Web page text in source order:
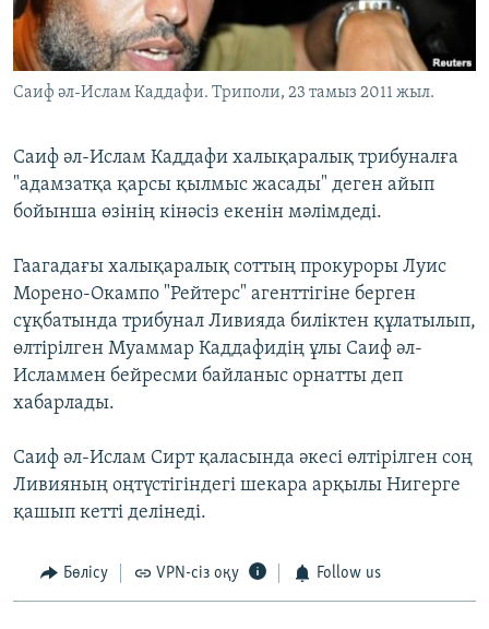
ЖАЗЫЛЫҢЫЗ
Саиф әл-Ислам Каддафи. Триполи, 23 тамыз 2011 жыл.
Саиф әл-Ислам Каддафи халықаралық трибуналға
"адамзатқа қарсы қылмыс жасады" деген айып
бойынша өзінің кінәсіз екенін мәлімдеді.
Гаагадағы халықаралық соттың прокуроры Луис
Морено-Окампо "Рейтерс" агенттігіне берген
сұқбатында трибунал Ливияда биліктен құлатылып,
өлтірілген Муаммар Каддафидің ұлы Саиф әл-
Исламмен бейресми байланыс орнатты деп
хабарлады.
Саиф әл-Ислам Сирт қаласында әкесі өлтірілген соң
Ливияның оңтүстігіндегі шекара арқылы Нигерге
қашып кетті делінеді.
Бөлісу VPN-сіз оқу Follow us